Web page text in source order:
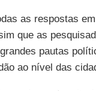
as respostas
que as
pautas
ao nível das